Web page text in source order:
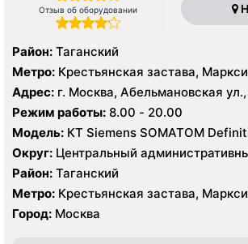
Отзыв об оборудовании
Район: Таганский
Метро: Крестьянская застава,
Пролетарская
Адрес: г. Москва, Абельмановская ул.,
Режим работы: 8.00 - 20.00
Модель: КТ Siemens SOMATOM
УЗИ GE Voluson730 Pro, Philips iE33,
Expert
Округ: Центральный
Район: Таганский
Метро: Крестьянская застава,
Пролетарская
Город: Москва